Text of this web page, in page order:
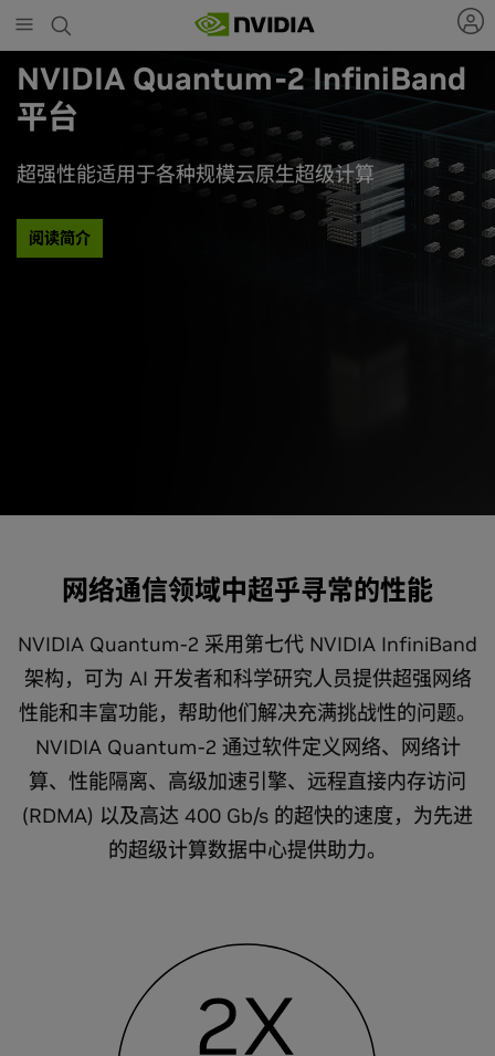
to
main
content
NVIDIA Quantum-2 InfiniBand
平台
超强性能适用于各种规模云原生超级计算
阅读简介
网络通信领域中超乎寻常的性能
NVIDIA Quantum-2 采用第七代 NVIDIA InfiniBand
架构，可为 AI 开发者和科学研究人员提供超强网络
性能和丰富功能，帮助他们解决充满挑战性的问题。
NVIDIA Quantum-2 通过软件定义网络、网络计
算、性能隔离、高级加速引擎、远程直接内存访问
(RDMA) 以及高达 400 Gb/s 的超快的速度，为先进
的超级计算数据中心提供助力。